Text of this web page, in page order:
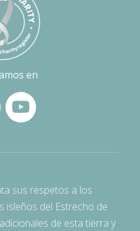
en
sus respetos a los
isleños del Estrecho de
de esta tierra y